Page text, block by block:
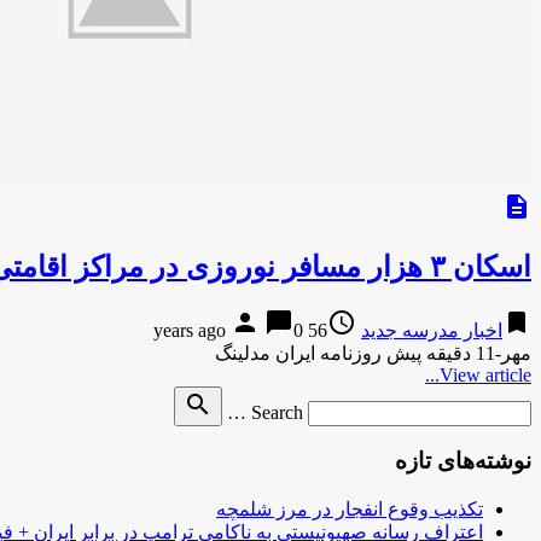
description
اسکان ۳ هزار مسافر نوروزی در مراکز اقامتی آموزش و پرورش کرمانشاه
bookmark اخبار مدرسه جدید access_time
56 years ago
person chat_bubble0
مهر-11 دقیقه پیش روزنامه ایران مدلینگ
View article...
Search …
search
نوشته‌های تازه
تکذیب وقوع انفجار در مرز شلمچه
اعتراف رسانه صهیونیستی به ناکامی ترامپ در برابر ایران +